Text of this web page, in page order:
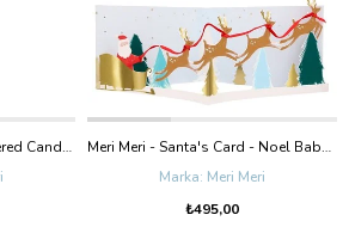
Meri Meri - Mixed Tall Tapered Candles - Karışık Uzun Mumlar - 12'Li
Meri Meri - Santa's Card - Noel Baba Tebrik Kartı - 3D
Meri Meri
₺495,00